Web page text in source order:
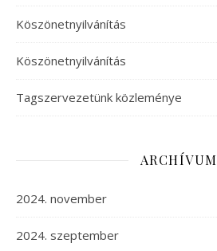
Köszönetnyilvánítás
Köszönetnyilvánítás
Tagszervezetünk közleménye
ARCHÍVUM
2024. november
2024. szeptember